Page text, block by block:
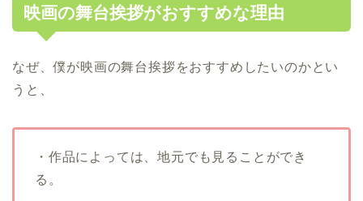
映画の舞台挨拶がおすすめな理由
なぜ、僕が映画の舞台挨拶をおすすめしたいのかとい
うと、
・作品によっては、地元でも見ることができ
る。